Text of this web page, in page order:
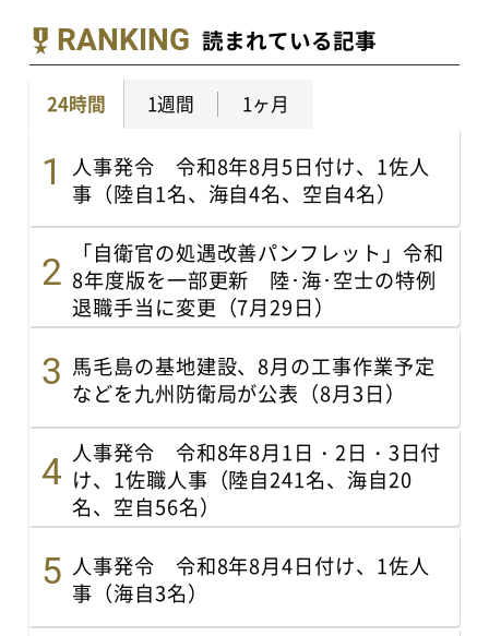
RANKING 読まれている記事
24時間 1週間 1ヶ月
人事発令 令和8年8月5日付け、1佐人
事（陸自1名、海自4名、空自4名）
「自衛官の処遇改善パンフレット」令和
8年度版を一部更新 陸･海･空士の特例
退職手当に変更（7月29日）
馬毛島の基地建設、8月の工事作業予定
などを九州防衛局が公表（8月3日）
人事発令 令和8年8月1日・2日・3日付
け、1佐職人事（陸自241名、海自20
名、空自56名）
人事発令 令和8年8月4日付け、1佐人
事（海自3名）